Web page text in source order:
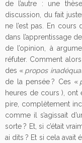
de l’autre : une
discussion, du fait
ne l’est pas. En cours
dans l’apprentissage
de l’opinion, à
réfuter. Comment
des « propos
de la pensée ? Ces «
heures de cours ), ont
pire, complètement
comme il s’agissait
sorte ? Et, si c’était
ai dits ? Et si cela avait